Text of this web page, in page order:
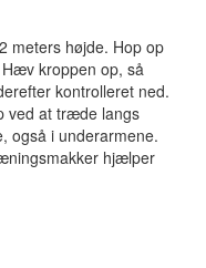
meters højde. Hop op
kroppen op, så
kontrolleret ned.
ved at træde langs
også i underarmene.
hjælper